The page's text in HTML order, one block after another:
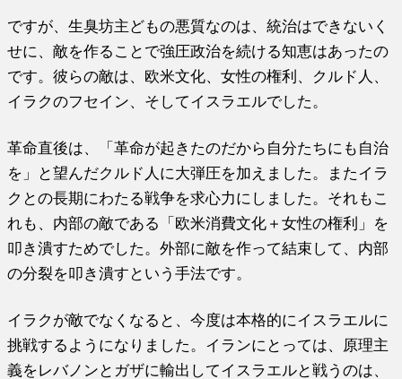
ですが、生臭坊主どもの悪質なのは、統治はできないく
せに、敵を作ることで強圧政治を続ける知恵はあったの
です。彼らの敵は、欧米文化、女性の権利、クルド人、
イラクのフセイン、そしてイスラエルでした。
革命直後は、「革命が起きたのだから自分たちにも自治
を」と望んだクルド人に大弾圧を加えました。またイラ
クとの長期にわたる戦争を求心力にしました。それもこ
れも、内部の敵である「欧米消費文化＋女性の権利」を
叩き潰すためでした。外部に敵を作って結束して、内部
の分裂を叩き潰すという手法です。
イラクが敵でなくなると、今度は本格的にイスラエルに
挑戦するようになりました。イランにとっては、原理主
義をレバノンとガザに輸出してイスラエルと戦うのは、